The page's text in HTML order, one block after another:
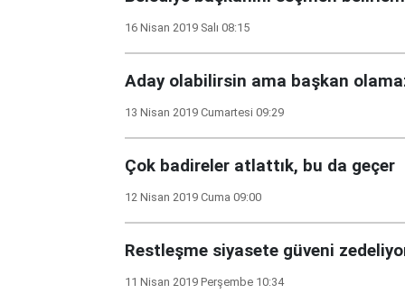
16 Nisan 2019 Salı 08:15
Aday olabilirsin ama başkan
13 Nisan 2019 Cumartesi 09:29
Çok badireler atlattık, bu da geçer
12 Nisan 2019 Cuma 09:00
Restleşme siyasete güveni
11 Nisan 2019 Perşembe 10:34